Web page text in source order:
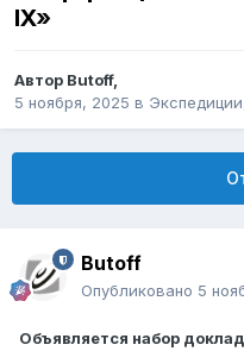
IX»
Автор Butoff,
5 ноября, 2025 в
Butoff
Опубликовано 5
Объявляется набор